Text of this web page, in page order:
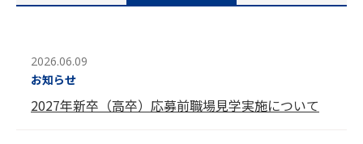
2026.06.09
お知らせ
2027年新卒（高卒）応募前職場見学実施について